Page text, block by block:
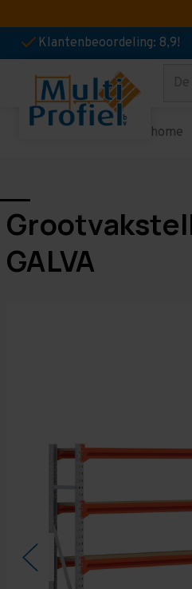
Klantenbeoordeling: 8,9!
home
GALVA